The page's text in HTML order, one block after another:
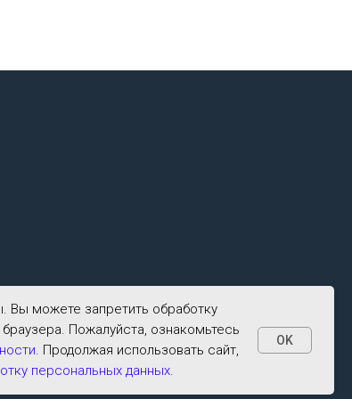
Вы можете запретить обработку
Пожалуйста, ознакомьтесь
. Продолжая использовать сайт,
персональных данных.
OK